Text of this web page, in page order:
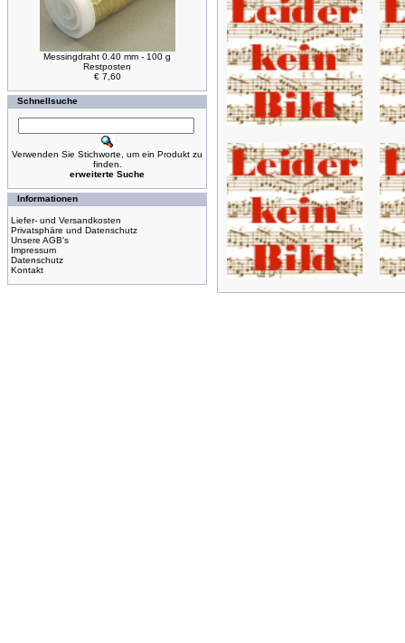
Messingdraht 0.40 mm - 100 g
Restposten
€ 7,60
Schnellsuche
Verwenden Sie Stichworte, um ein Produkt zu
finden.
erweiterte Suche
Informationen
Liefer- und Versandkosten
Privatsphäre und Datenschutz
Unsere AGB's
Impressum
Datenschutz
Kontakt